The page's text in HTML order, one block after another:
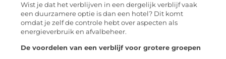
Wist je dat het verblijven in een dergelijk verblijf vaak
een duurzamere optie is dan een hotel? Dit komt
omdat je zelf de controle hebt over aspecten als
energieverbruik en afvalbeheer.
De voordelen van een verblijf voor grotere groepen